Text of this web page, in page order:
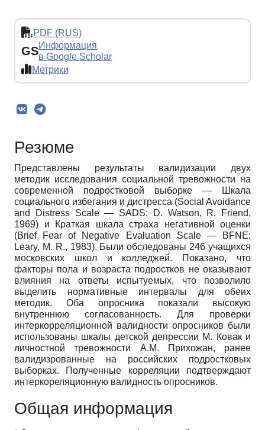
PDF (RUS)
GSИнформация
в Google Scholar
Метрики
Резюме
Представлены результаты валидизации двух
методик исследования социальной тревожности на
современной подростковой выборке — Шкала
социального избегания и дистресса (Social Avoidance
and Distress Scale — SADS; D. Watson, R. Friend,
1969) и Краткая шкала страха негативной оценки
(Brief Fear of Negative Evaluation Scale — BFNE;
Leary, M. R., 1983). Были обследованы 246 учащихся
московских школ и колледжей. Показано, что
факторы пола и возраста подростков не оказывают
влияния на ответы испытуемых, что позволило
выделить нормативные интервалы для обеих
методик. Оба опросника показали высокую
внутреннюю согласованность. Для проверки
интеркорреляционной валидности опросников были
использованы шкалы детской депрессии М. Ковак и
личностной тревожности А.М. Прихожан, ранее
валидизрованные на российских подростковых
выборках. Полученные корреляции подтверждают
интеркореляционную валидность опросников.
Общая информация